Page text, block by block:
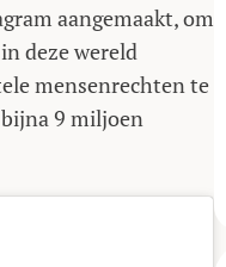
aangemaakt, om
deze wereld
mensenrechten te
9 miljoen